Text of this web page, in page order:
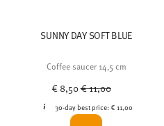
SUNNY DAY SOFT BLUE
Coffee saucer 14,5 cm
€ 8,50Price reduced from
€ 11,00
30-day best price:€ 11,00